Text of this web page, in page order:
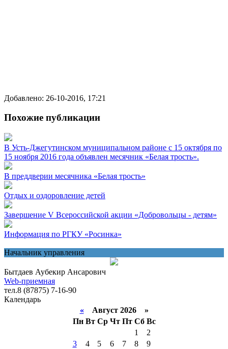
Добавлено: 26-10-2016, 17:21
Похожие публикации
В Усть-Джегутинском муниципальном районе с 15 октября по
15 ноября 2016 года объявлен месячник «Белая трость».
В преддверии месячника «Белая трость»
Отдых и оздоровление детей
Завершение V Всероссийской акции «Добровольцы - детям»
Информация по РГКУ «Росинка»
Начальник управления
Бытдаев Аубекир Ансарович
Web-приемная
тел.8 (87875) 7-16-90
Календарь
«Август 2026 »
Пн Вт Ср Чт Пт Сб Вс
1
2
3
4 5 6 7 8
9